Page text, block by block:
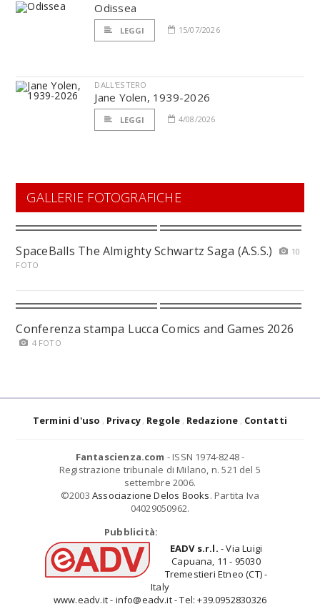
Odissea
LEGGI 15/07/2026
DALL'ESTERO
Jane Yolen, 1939-2026
LEGGI 4/08/2026
GALLERIE FOTOGRAFICHE
SpaceBalls The Almighty Schwartz Saga (A.S.S.)
10
FOTO
Conferenza stampa Lucca Comics and Games 2026
4 FOTO
Termini d'uso Privacy Regole Redazione Contatti
Fantascienza.com - ISSN 1974-8248 -
Registrazione tribunale di Milano, n. 521 del 5
settembre 2006.
©2003 Associazione Delos Books. Partita Iva
04029050962.
Pubblicità:
EADV s.r.l. - Via Luigi
Capuana, 11 - 95030
Tremestieri Etneo (CT) -
Italy
www.eadv.it - info@eadv.it - Tel: +39.0952830326